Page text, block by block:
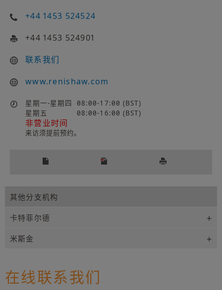
+44 1453 524524
+44 1453 524901
联系我们
www.renishaw.com
星期一-星期四
08:00-17:00 (BST)
星期五
08:00-16:00 (BST)
非营业时间
来访须提前预约。
其他分支机构
卡特菲尔德
米斯金
在线联系我们